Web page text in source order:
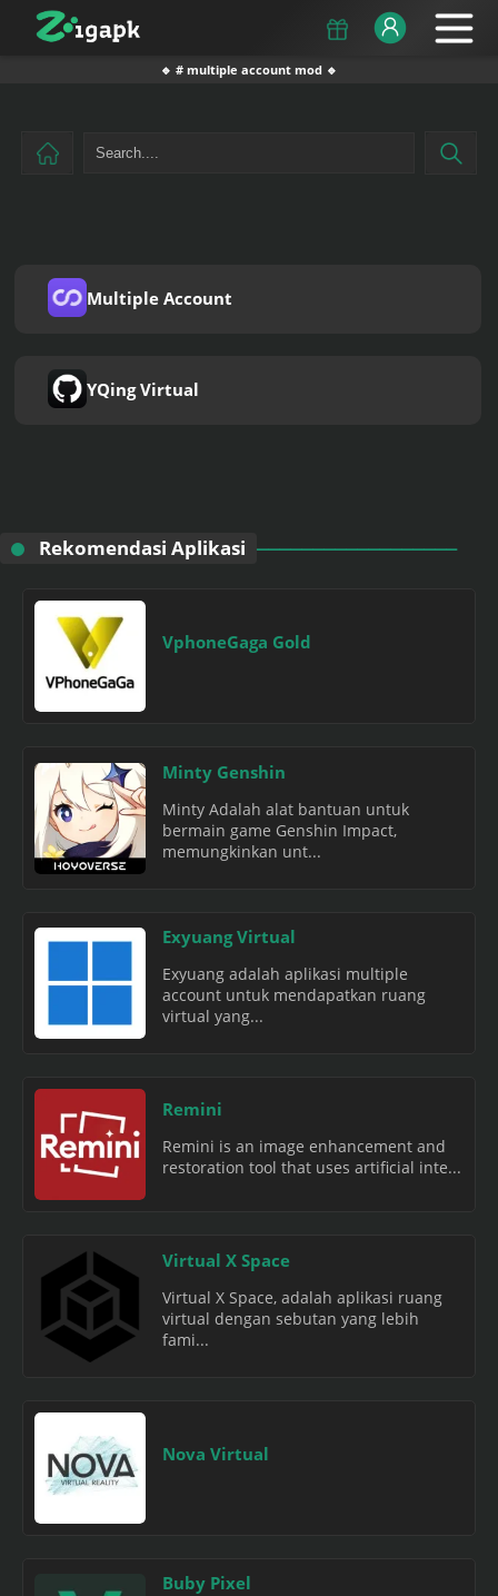
🔹 # multiple account mod 🔹
Multiple Account
YQing Virtual
Rekomendasi Aplikasi
VphoneGaga Gold
Minty Genshin
Minty Adalah alat bantuan untuk
bermain game Genshin Impact,
memungkinkan unt...
Exyuang Virtual
Exyuang adalah aplikasi multiple
account untuk mendapatkan ruang
virtual yang...
Remini
Remini is an image enhancement and
restoration tool that uses artificial inte...
Virtual X Space
Virtual X Space, adalah aplikasi ruang
virtual dengan sebutan yang lebih
fami...
Nova Virtual
Buby Pixel